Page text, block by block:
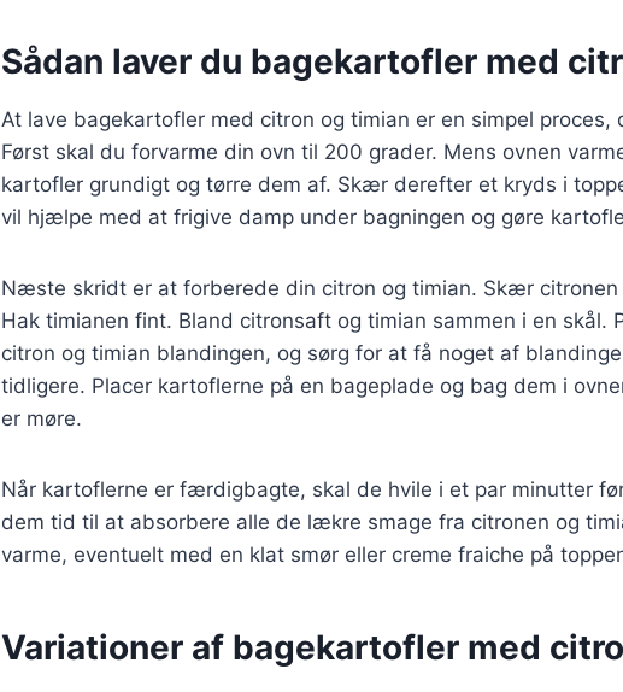
Sådan laver du bagekartofler med
At lave bagekartofler med citron og timian er en simpel
Først skal du forvarme din ovn til 200 grader. Mens ovnen
kartofler grundigt og tørre dem af. Skær derefter et kryds i
vil hjælpe med at frigive damp under bagningen og gøre
Næste skridt er at forberede din citron og timian. Skær citronen
Hak timianen fint. Bland citronsaft og timian sammen i en skål.
citron og timian blandingen, og sørg for at få noget af
tidligere. Placer kartoflerne på en bageplade og bag dem i
er møre.
Når kartoflerne er færdigbagte, skal de hvile i et par minutter
dem tid til at absorbere alle de lækre smage fra citronen og
varme, eventuelt med en klat smør eller creme fraiche på
Variationer af bagekartofler med